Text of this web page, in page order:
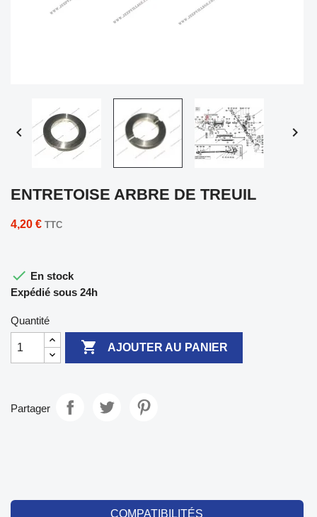
 
ENTRETOISE ARBRE DE TREUIL
4,20 € TTC
 En stock
Expédié sous 24h
Quantité
 AJOUTER AU PANIER
Partager
COMPATIBILITÉS